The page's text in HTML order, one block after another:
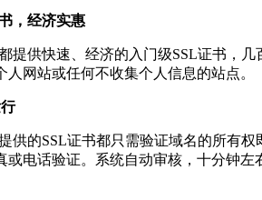
，经济实惠
提供快速、经济的入门级SSL证书，几
网站或任何不收集个人信息的站点。
供的SSL证书都只需验证域名的所有权
或电话验证。系统自动审核，十分钟左